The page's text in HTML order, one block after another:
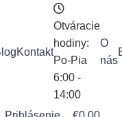
Kontakt
Otváracie
hodiny:
Po-Pia
6:00 -
14:00
O
nás